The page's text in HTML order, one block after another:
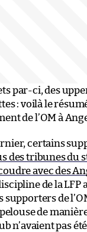
par-ci, des
: voilà le
de l’OM à
certains
des tribunes du
avec des
de la LFP
supporters de
de
n’avaient pas